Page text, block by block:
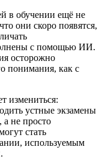
в обучении ещё не
они скоро появятся,
с помощью ИИ.
осторожно
понимания, как с
измениться:
устные экзамены
не просто
стать
используемым